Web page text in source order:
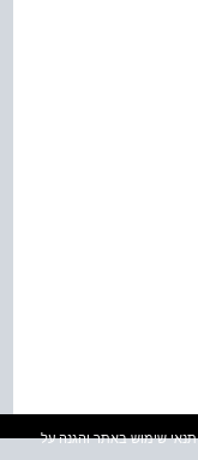
תנאי שימוש באתר והגנה על